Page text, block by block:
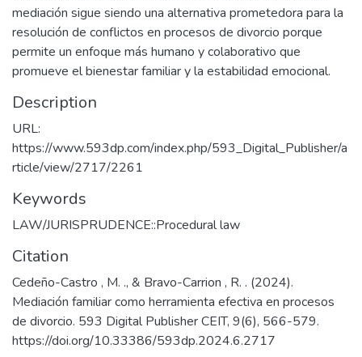
mediación sigue siendo una alternativa prometedora para la
resolución de conflictos en procesos de divorcio porque
permite un enfoque más humano y colaborativo que
promueve el bienestar familiar y la estabilidad emocional.
Description
URL:
https://www.593dp.com/index.php/593_Digital_Publisher/a
rticle/view/2717/2261
Keywords
LAW/JURISPRUDENCE::Procedural law
Citation
Cedeño-Castro , M. ., & Bravo-Carrion , R. . (2024).
Mediación familiar como herramienta efectiva en procesos
de divorcio. 593 Digital Publisher CEIT, 9(6), 566-579.
https://doi.org/10.33386/593dp.2024.6.2717